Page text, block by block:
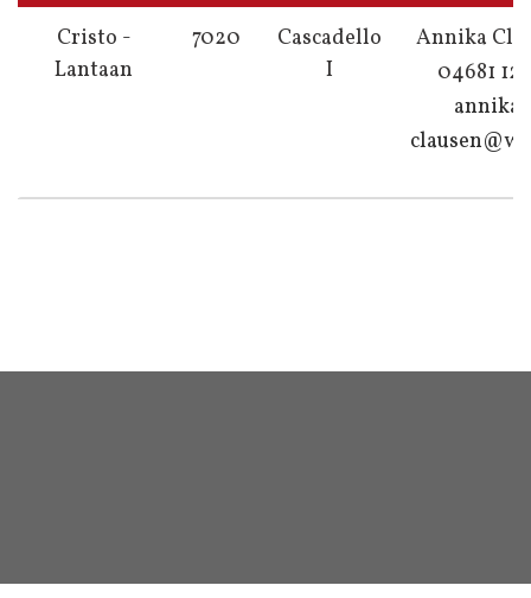
Cristo -
Lantaan
7020
Cascadello
I
Annika
04681 12
annika-